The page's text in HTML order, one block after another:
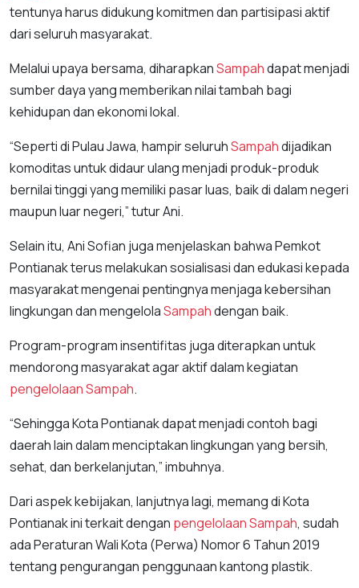
tentunya harus didukung komitmen dan partisipasi aktif
dari seluruh masyarakat.
Melalui upaya bersama, diharapkanSampahdapat menjadi
sumber daya yang memberikan nilai tambah bagi
kehidupan dan ekonomi lokal.
“Seperti di Pulau Jawa, hampir seluruhSampahdijadikan
komoditas untuk didaur ulang menjadi produk-produk
bernilai tinggi yang memiliki pasar luas, baik di dalam negeri
maupun luar negeri,” tutur Ani.
Selain itu, Ani Sofian juga menjelaskan bahwa Pemkot
Pontianak terus melakukan sosialisasi dan edukasi kepada
masyarakat mengenai pentingnya menjaga kebersihan
lingkungan dan mengelolaSampahdengan baik.
Program-program insentifitas juga diterapkan untuk
mendorong masyarakat agar aktif dalam kegiatan
pengelolaanSampah.
“Sehingga Kota Pontianak dapat menjadi contoh bagi
daerah lain dalam menciptakan lingkungan yang bersih,
sehat, dan berkelanjutan,” imbuhnya.
Dari aspek kebijakan, lanjutnya lagi, memang di Kota
Pontianak ini terkait dengan pengelolaanSampah, sudah
ada Peraturan Wali Kota (Perwa) Nomor 6 Tahun 2019
tentang pengurangan penggunaan kantong plastik.